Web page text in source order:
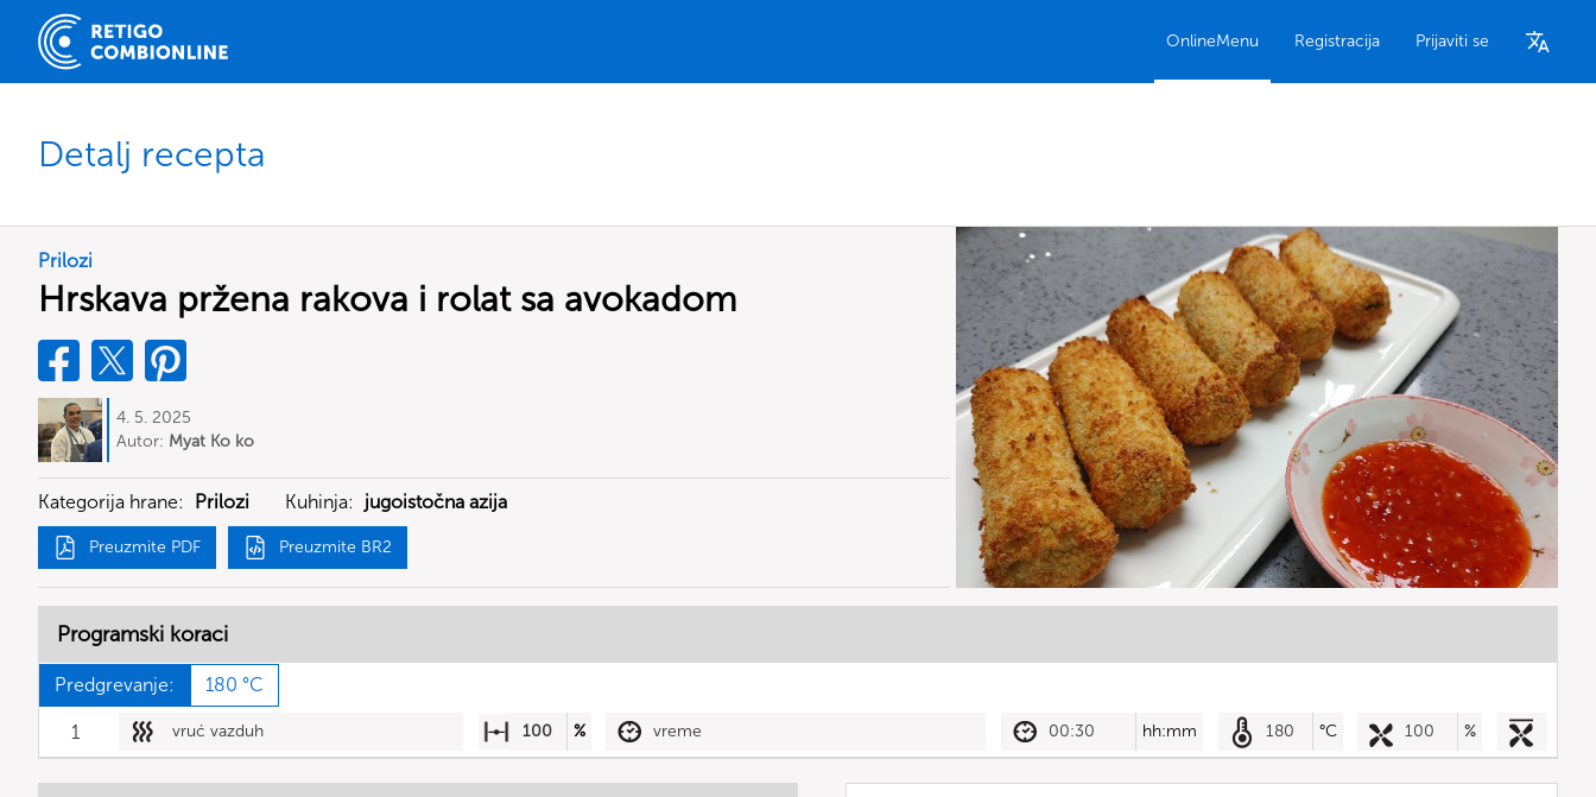
OnlineMenu Registracija Prijaviti se
Detalj recepta
Prilozi
Hrskava pržena rakova i rolat sa avokadom
4. 5. 2025
Autor: Myat Ko ko
Kategorija hrane: Prilozi Kuhinja: jugoistočna azija
Preuzmite PDF Preuzmite BR2
Programski koraci
Predgrevanje: 180 °C
1 vruć vazduh 100 % vreme 00:30 hh:mm 180 °C 100 %